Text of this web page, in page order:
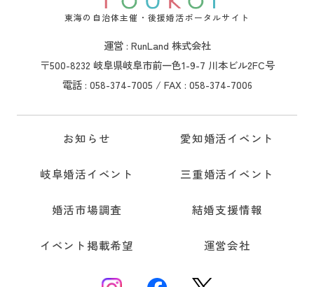
東海の自治体主催・後援婚活ポータルサイト
運営 : RunLand 株式会社
〒500-8232 岐阜県岐阜市前一色1-9-7 川本ビル2FC号
電話 : 058-374-7005 / FAX : 058-374-7006
お知らせ 愛知婚活イベント
岐阜婚活イベント 三重婚活イベント
婚活市場調査 結婚支援情報
イベント掲載希望 運営会社